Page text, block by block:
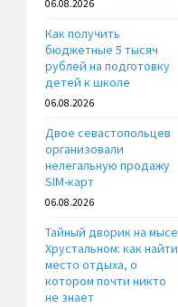
06.08.2026
Как получить
бюджетные 5 тысяч
рублей на подготовку
детей к школе
06.08.2026
Двое севастопольцев
организовали
нелегальную продажу
SIM-карт
06.08.2026
Тайный дворик на мысе
Хрустальном: как найти
место отдыха, о
котором почти никто
не знает